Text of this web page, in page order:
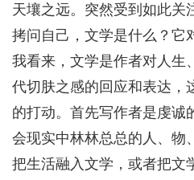
天壤之远。突然受到如此关
拷问自己，文学是什么？它
我看来，文学是作者对人生
代切肤之感的回应和表达，
的打动。首先写作者是虔诚
会现实中林林总总的人、物
把生活融入文学，或者把文